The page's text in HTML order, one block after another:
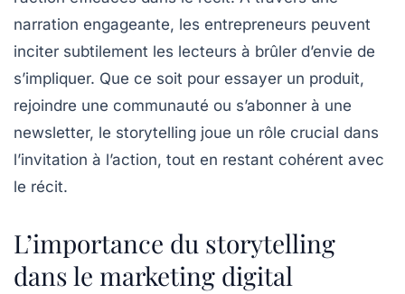
narration engageante, les entrepreneurs peuvent
inciter subtilement les lecteurs à brûler d’envie de
s’impliquer. Que ce soit pour essayer un produit,
rejoindre une communauté ou s’abonner à une
newsletter, le storytelling joue un rôle crucial dans
l’invitation à l’action, tout en restant cohérent avec
le récit.
L’importance du storytelling
dans le marketing digital